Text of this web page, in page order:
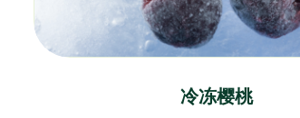
冷冻樱桃